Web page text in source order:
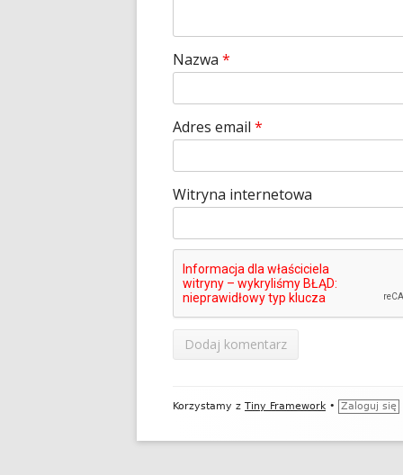
Nazwa *
Adres email *
Witryna internetowa
Zawartość
Korzystamy z Tiny Framework • Zaloguj się